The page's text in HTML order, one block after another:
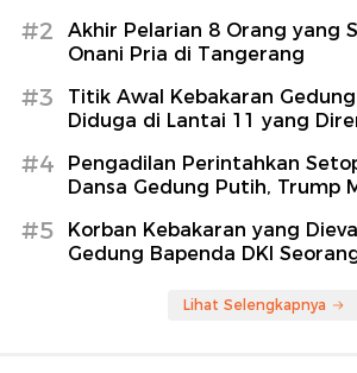
#2
Akhir Pelarian 8 Orang yang
Onani Pria di Tangerang
#3
Titik Awal Kebakaran
Diduga di Lantai 11 yang
#4
Pengadilan Perintahkan
Dansa Gedung Putih, Trump
#5
Korban Kebakaran yang
Gedung Bapenda DKI
Lihat Selengkapnya